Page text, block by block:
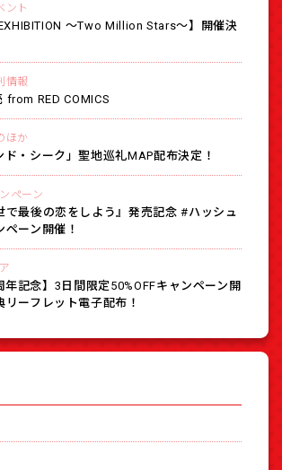
ント
〜Two Million Stars〜】開催決
情報
from RED COMICS
ほか
ド・シーク」聖地巡礼MAP配布決定！
ペーン
で最後の恋をしよう』発売記念 #ハッシュ
ーン開催！
年記念】3日間限定50%OFFキャンペーン開
ーフレット電子配布！